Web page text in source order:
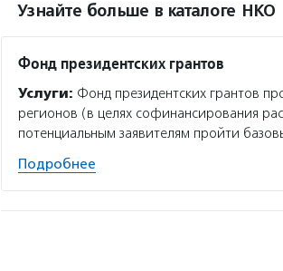
Узнайте больше в каталоге НКО
Фонд президентских грантов
Услуги: Фонд президентских грантов
регионов (в целях софинансирования
потенциальным заявителям пройти
Подробнее